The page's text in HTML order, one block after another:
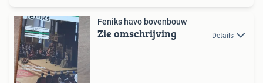
Feniks havo bovenbouw
Zie omschrijving Details